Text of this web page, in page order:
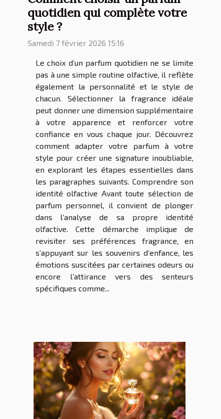
quotidien qui complète votre
style ?
Samedi 7 février 2026 15:16
Le choix d’un parfum quotidien ne se limite
pas à une simple routine olfactive, il reflète
également la personnalité et le style de
chacun. Sélectionner la fragrance idéale
peut donner une dimension supplémentaire
à votre apparence et renforcer votre
confiance en vous chaque jour. Découvrez
comment adapter votre parfum à votre
style pour créer une signature inoubliable,
en explorant les étapes essentielles dans
les paragraphes suivants. Comprendre son
identité olfactive Avant toute sélection de
parfum personnel, il convient de plonger
dans l’analyse de sa propre identité
olfactive. Cette démarche implique de
revisiter ses préférences fragrance, en
s’appuyant sur les souvenirs d’enfance, les
émotions suscitées par certaines odeurs ou
encore l’attirance vers des senteurs
spécifiques comme...